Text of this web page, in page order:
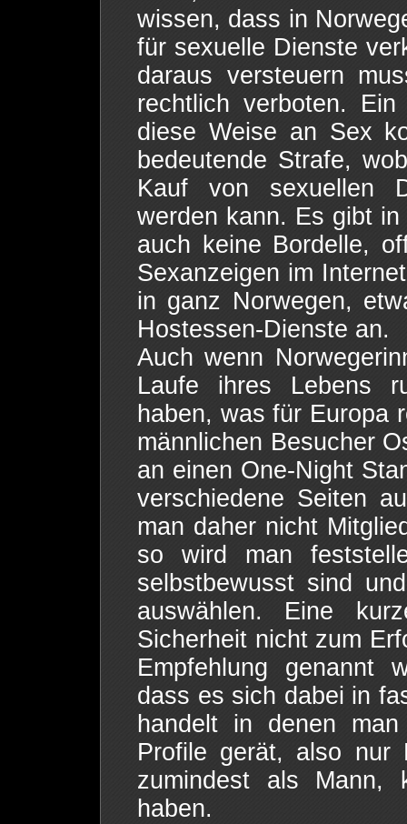
wissen, dass in
für sexuelle Dienste
daraus versteuern
rechtlich verboten.
diese Weise an Sex
bedeutende Strafe,
Kauf von sexuellen
werden kann. Es gibt
auch keine Bordelle,
Sexanzeigen im
in ganz Norwegen,
Hostessen-Dienste an.
Auch wenn
Laufe ihres Lebens
haben, was für Europa
männlichen Besucher
an einen One-Night
verschiedene Seiten
man daher nicht
so wird man
selbstbewusst sind
auswählen. Eine
Sicherheit nicht zum
Empfehlung genannt
dass es sich dabei in
handelt in denen
Profile gerät, also nur
zumindest als Mann,
haben.